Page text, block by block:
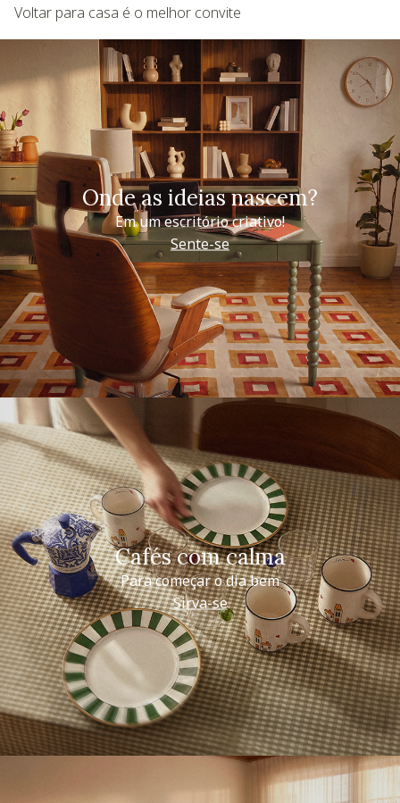
Voltar para casa é o melhor convite
Onde as ideias nascem?
Em um escritório criativo!
Sente-se
Cafés com calma
Para começar o dia bem
Sirva-se